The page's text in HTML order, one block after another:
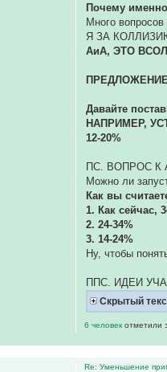
Почему
Много вопросов
Я ЗА
АиА, ЭТО
Давайте
НАПРИМЕР,
12-20%
ПС. ВОПРОС К
Можно ли
Как вы
1. Как сейчас,
2. 24-34%
3. 14-24%
Ну, чтобы
ППС. ИДЕИ
Скрытый
6 человекотметили
Re: Уменьшение